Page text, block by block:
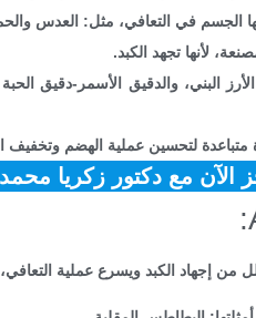
الجسم في التعافي، مثل: العدس
لأنها تجهد الكبد.
البني، والدقيق الأسمر-دقيق
متباعدة لتحسين عملية الهضم
الآن مع دكتور زكريا محمد